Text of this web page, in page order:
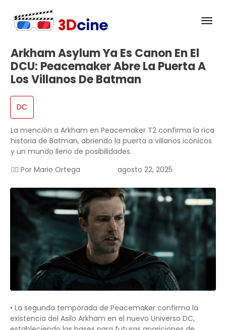
Arkham Asylum Ya Es Canon En El
DCU: Peacemaker Abre La Puerta A
Los Villanos De Batman
DC
La mención a Arkham en Peacemaker T2 confirma la rica
historia de Batman, abriendo la puerta a villanos icónicos
y un mundo lleno de posibilidades.
✍🏻 Por Mario Ortega agosto 22, 2025
• La segunda temporada de Peacemaker confirma la
existencia del Asilo Arkham en el nuevo Universo DC,